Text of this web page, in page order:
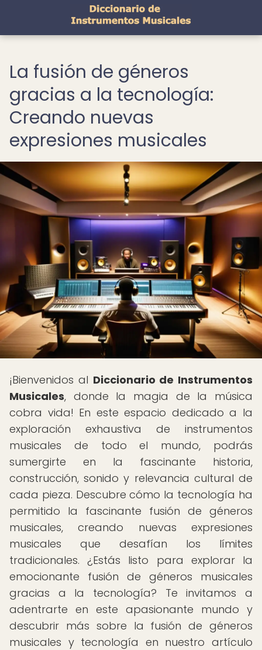
La fusión de géneros
gracias a la tecnología:
Creando nuevas
expresiones musicales
¡Bienvenidos al Diccionario de Instrumentos
Musicales, donde la magia de la música
cobra vida! En este espacio dedicado a la
exploración exhaustiva de instrumentos
musicales de todo el mundo, podrás
sumergirte en la fascinante historia,
construcción, sonido y relevancia cultural de
cada pieza. Descubre cómo la tecnología ha
permitido la fascinante fusión de géneros
musicales, creando nuevas expresiones
musicales que desafían los límites
tradicionales. ¿Estás listo para explorar la
emocionante fusión de géneros musicales
gracias a la tecnología? Te invitamos a
adentrarte en este apasionante mundo y
descubrir más sobre la fusión de géneros
musicales y tecnología en nuestro artículo